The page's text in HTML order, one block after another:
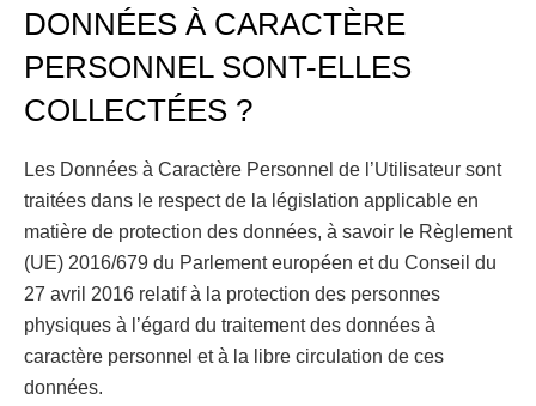
DONNÉES À CARACTÈRE
PERSONNEL SONT-ELLES
COLLECTÉES ?
Les Données à Caractère Personnel de l’Utilisateur sont
traitées dans le respect de la législation applicable en
matière de protection des données, à savoir le Règlement
(UE) 2016/679 du Parlement européen et du Conseil du
27 avril 2016 relatif à la protection des personnes
physiques à l’égard du traitement des données à
caractère personnel et à la libre circulation de ces
données.